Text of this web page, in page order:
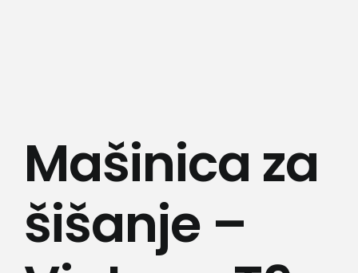
Sport i razonoda
Svi proizvodi
Mašinica za
šišanje –